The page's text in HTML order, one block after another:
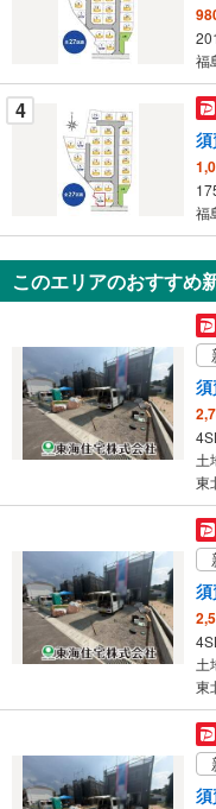
る
福
4
福
このエリアのおすすめ
土
土
東